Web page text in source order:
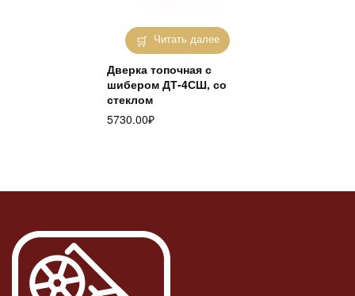
Читать далее
Дверка топочная с
шибером ДТ-4СШ, со
стеклом
5730.00₽